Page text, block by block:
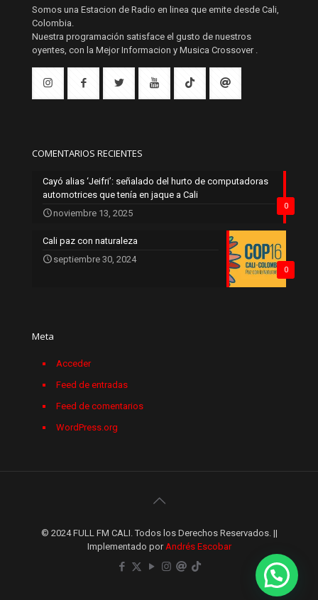
Somos una Estacion de Radio en linea que emite desde Cali,
Colombia.
Nuestra programación satisface el gusto de nuestros
oyentes, con la Mejor Informacion y Musica Crossover .
COMENTARIOS RECIENTES
0
Cayó alias ‘Jeifri’: señalado del hurto de computadoras
automotrices que tenía en jaque a Cali
noviembre 13, 2025
0
Cali paz con naturaleza
septiembre 30, 2024
Meta
Acceder
Feed de entradas
Feed de comentarios
WordPress.org
© 2024 FULL FM CALI. Todos los Derechos Reservados. ||
Implementado porAndrés Escobar